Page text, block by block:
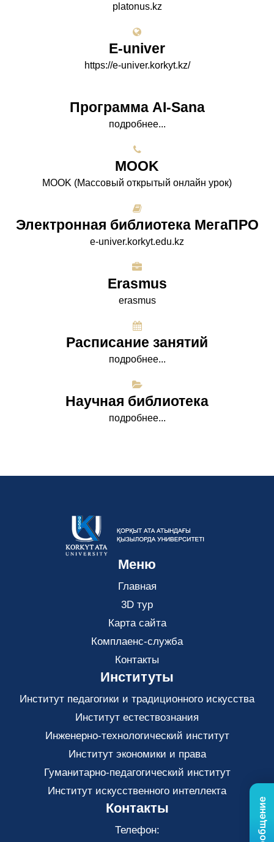
platonus.kz
E-univer
https://e-univer.korkyt.kz/
Программа AI-Sana
подробнее...
МООK
МООK (Массовый открытый онлайн урок)
Электронная библиотека МегаПРО
e-univer.korkyt.edu.kz
Erasmus
erasmus
Расписание занятий
подробнее...
Научная библиотека
подробнее...
Меню
Главная
3D тур
Карта сайта
Комплаенс-служба
Контакты
Институты
Институт педагогики и традиционного искусства
Институт естествознания
Инженерно-технологический институт
Институт экономики и права
Гуманитарно-педагогический институт
Институт искусственного интеллекта
Контакты
Телефон: